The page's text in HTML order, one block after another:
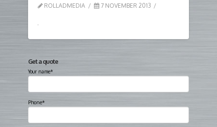
ROLLADMEDIA 7 NOVEMBER 2013
Get a quote
Your name*
Phone*